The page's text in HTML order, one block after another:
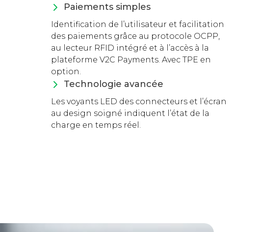
Paiements simples
Identification de l’utilisateur et facilitation
des paiements grâce au protocole OCPP,
au lecteur RFID intégré et à l’accès à la
plateforme V2C Payments. Avec TPE en
option.
Technologie avancée
Les voyants LED des connecteurs et l’écran
au design soigné indiquent l’état de la
charge en temps réel.